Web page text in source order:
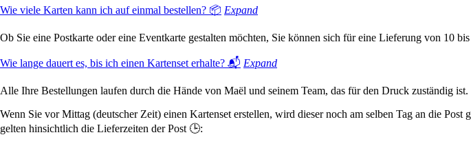
Wie viele Karten kann ich auf einmal bestellen? 📦 Expand
Ob Sie eine Postkarte oder eine Eventkarte gestalten möchten, Sie können sich für eine Lieferung von 10
Wie lange dauert es, bis ich einen Kartenset erhalte? 📬 Expand
Alle Ihre Bestellungen laufen durch die Hände von Maël und seinem Team, das für den Druck zuständig ist.
Wenn Sie vor Mittag (deutscher Zeit) einen Kartenset erstellen, wird dieser noch am selben Tag an die
gelten hinsichtlich die Lieferzeiten der Post 🕒: